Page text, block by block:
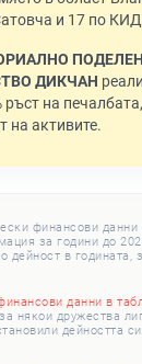
и 17 по КИД
ДИКЧАН
ръст на
на активите.
финансови
за години до
дейност в годината,
данни в
някои дружества
дейността